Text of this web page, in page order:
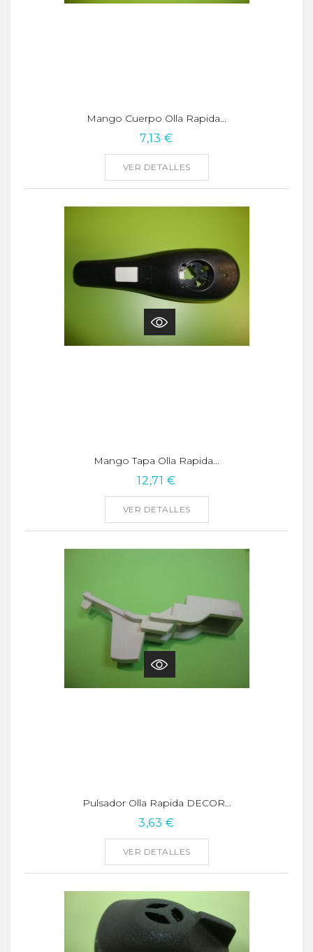
Mango Cuerpo Olla Rapida...
7,13 €
VER DETALLES
Mango Tapa Olla Rapida...
12,71 €
VER DETALLES
Pulsador Olla Rapida DECOR...
3,63 €
VER DETALLES